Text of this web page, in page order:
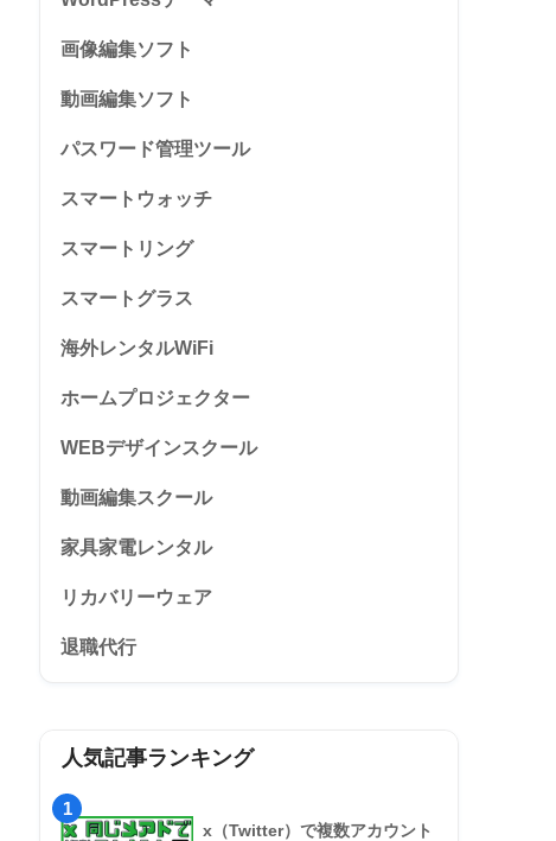
画像編集ソフト
動画編集ソフト
パスワード管理ツール
スマートウォッチ
スマートリング
スマートグラス
海外レンタルWiFi
ホームプロジェクター
WEBデザインスクール
動画編集スクール
家具家電レンタル
リカバリーウェア
退職代行
人気記事ランキング
1
x（Twitter）で複数アカウント